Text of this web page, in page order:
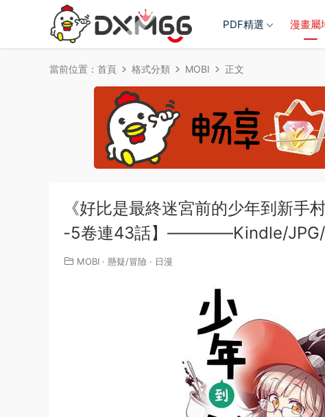
PDF精選 漫畫屬
當前位置： 首頁 格式分類 MOBI 正文
《好比是最終迷宮前的少年到新手
-5卷連43話】————Kindle/JPG/
MOBI · 懸疑/冒險 · 日漫